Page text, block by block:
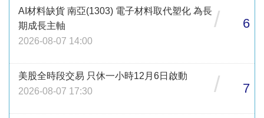
AI材料缺貨 南亞(1303) 電子材料取代塑化 為長
期成長主軸
2026-08-07 14:00
/ 6
美股全時段交易 只休一小時12月6日啟動
2026-08-07 17:30
/ 7